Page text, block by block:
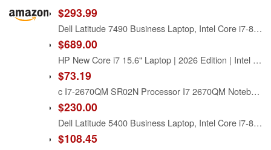
$293.99
Dell Latitude 7490 Business Laptop, Intel Core i7-8650U, 16GB DDR4 RAM, 512GB SSD, 14" HD (1366x768), CAM, HDMI, Windows 11 Pro (Renewed)
$689.00
HP New Core i7 15.6" Laptop | 2026 Edition | Intel High-Performance Core i7-1255U up to 4.7GHz | 16GB RAM - 1TB PCIe SSD | Webcam | FHD | Long Battery Life | Windows 11 | Business & Academic
$73.19
c I7-2670QM SR02N Processor I7 2670QM Notebook Laptop CPU Socket G2 RPGA988B Suitable for HM65 75 76 77 Chipset
$230.00
Dell Latitude 5400 Business Laptop, Intel Core i7-8665 (up to 4.8GHz), 8GB RAM, 256 GB SSD, 14in FHD(1920×1080) Notebook, Windows 11 Pro (Renewed)
$108.45